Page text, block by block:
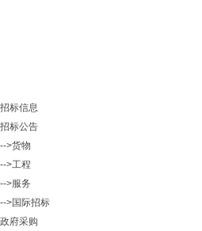
招标信息
招标公告
-->货物
-->工程
-->服务
-->国际招标
政府采购